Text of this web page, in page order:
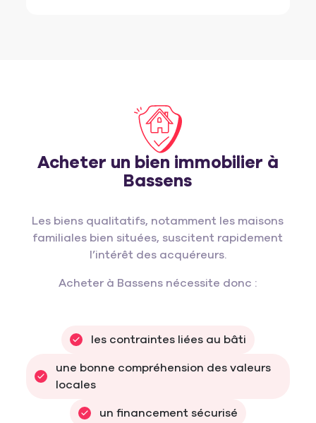
Acheter un bien immobilier à
Bassens
Les biens qualitatifs, notamment les maisons
familiales bien situées, suscitent rapidement
l’intérêt des acquéreurs.
Acheter à Bassens nécessite donc :
les contraintes liées au bâti
une bonne compréhension des valeurs
locales
un financement sécurisé